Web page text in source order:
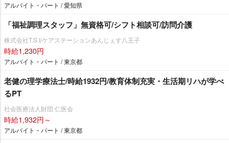
アルバイト・パート / 愛知県
「福祉調理スタッフ」無資格可/シフト相談可/訪問介護
株式会社T.S.I/ケアステーションあんじぇす八王子
時給1,230円
アルバイト・パート / 東京都
老健の理学療法士/時給1932円/教育体制充実・生活期リハが学べ
るPT
社会医療法人財団 仁医会
時給1,932円～
アルバイト・パート / 東京都